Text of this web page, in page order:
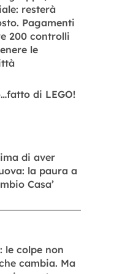
resterà
Pagamenti
200 controlli
le
di LEGO!
di aver
la paura a
Casa’
le colpe non
cambia. Ma